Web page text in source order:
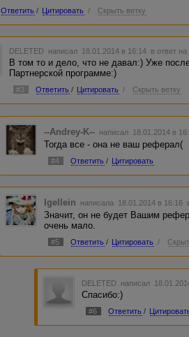
Ответить / Цитировать / Скрыть ветку
DELETED написал 18.01.2014 в 16:14 в ответ на
В том то и дело, что не давал:) Уже
Партнерской программе:)
#3 Ответить / Цитировать / Скрыть ветку
--Andrey-K-- написал 18.01.2014 в
Тогда все - она не ваш реферал(
#4 Ответить / Цитировать
Igellein написала 18.01.2014 в 16:16
Значит, он не будет Вашим
очень мало.
#5 Ответить / Цитировать /
DELETED написал
Спасибо:)
#6 Ответить /